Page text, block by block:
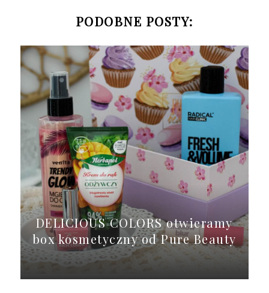
PODOBNE POSTY:
DELICIOUS COLORS otwieramy
box kosmetyczny od Pure Beauty